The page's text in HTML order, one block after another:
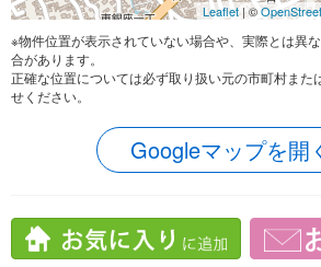
Leaflet | ©
※物件位置が表示されていない場合や、実際とは異
合があります。
正確な位置については必ず取り扱い元の市町村また
せください。
Googleマップを開